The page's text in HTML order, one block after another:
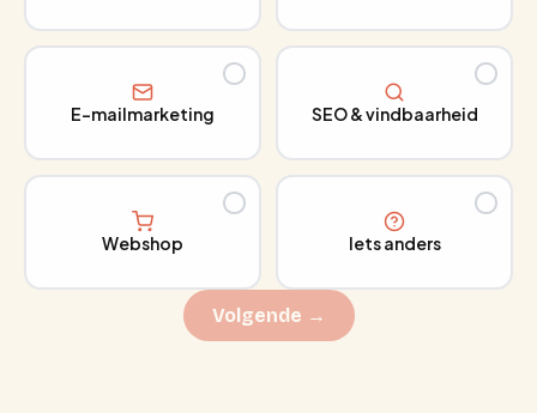
E-mailmarketing SEO & vindbaarheid
Webshop Iets anders
Volgende →